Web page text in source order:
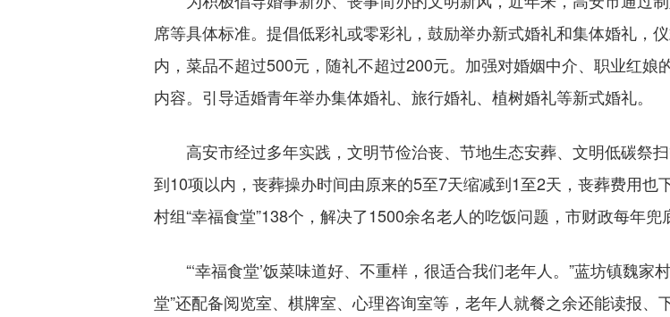
席等具体标准。提倡低彩礼或零彩礼，鼓励举办新式婚礼和集体婚礼，
内，菜品不超过500元，随礼不超过200元。加强对婚姻中介、职业红
内容。引导适婚青年举办集体婚礼、旅行婚礼、植树婚礼等新式婚礼。
高安市经过多年实践，文明节俭治丧、节地生态安葬、文明低碳祭
到10项以内，丧葬操办时间由原来的5至7天缩减到1至2天，丧葬费用也
村组“幸福食堂”138个，解决了1500余名老人的吃饭问题，市财政每年兜
“‘幸福食堂’饭菜味道好、不重样，很适合我们老年人。”蓝坊镇魏家
堂”还配备阅览室、棋牌室、心理咨询室等，老年人就餐之余还能读报